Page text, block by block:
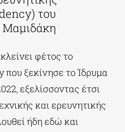
του
Μαμιδάκη
φέτος το
ξεκίνησε το Ίδρυμα
εξελίσσοντας έτσι
και ερευνητικής
ήδη εδώ και